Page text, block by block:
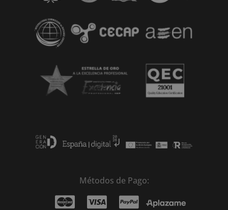
Métodos de Pago: